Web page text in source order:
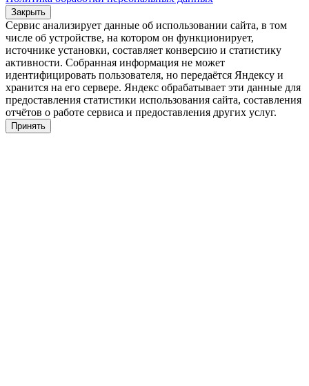
Закрыть
Сервис анализирует данные об использовании сайта, в том
числе об устройстве, на котором он функционирует,
источнике установки, составляет конверсию и статистику
активности. Собранная информация не может
идентифицировать пользователя, но передаётся Яндексу и
хранится на его сервере. Яндекс обрабатывает эти данные для
предоставления статистики использования сайта, составления
отчётов о работе сервиса и предоставления других услуг.
Принять